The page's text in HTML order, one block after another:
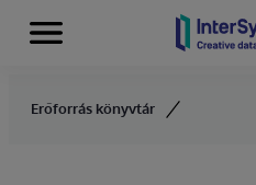
Skip to content
Menu
Erőforrás könyvtár